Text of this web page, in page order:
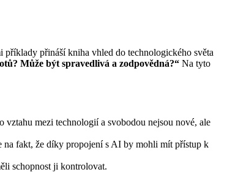
přináší kniha vhled do technologického světa
Může být spravedlivá a zodpovědná?“ Na tyto
mezi technologií a svobodou nejsou nové, ale
na fakt, že díky propojení s AI by mohli mít přístup k
schopnost ji kontrolovat.